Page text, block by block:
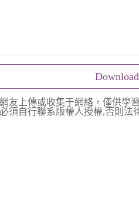
Download
友上傳或收集于網絡，僅供學
須自行聯系版權人授權,否則法